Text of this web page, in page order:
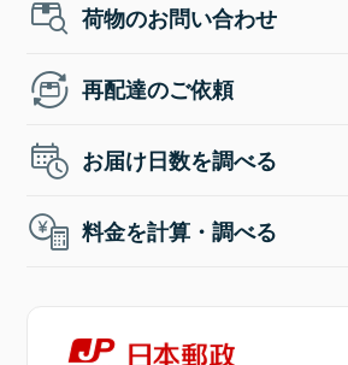
荷物のお問い合わせ
再配達のご依頼
お届け日数を調べる
料金を計算・調べる